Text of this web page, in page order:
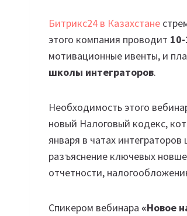
Битрикс24 в Казахстане
этого компания проводит
мотивационные ивенты, и
школы интеграторов.
Необходимость этого
новый Налоговый кодекс,
января в чатах
разъяснение ключевых
отчетности,
Спикером вебинара «Новое